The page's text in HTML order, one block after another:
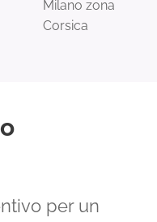
Milano zona
Corsica
per un